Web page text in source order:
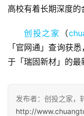
观
察
初
创
企
高校有着长期深度的
创投之家 （
「官网通」查询获
于「瑞固新材」的最
发布者：创投之家，
http://